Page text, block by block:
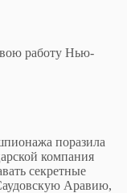
работу Нью-
поразила
компания
секретные
Аравию,